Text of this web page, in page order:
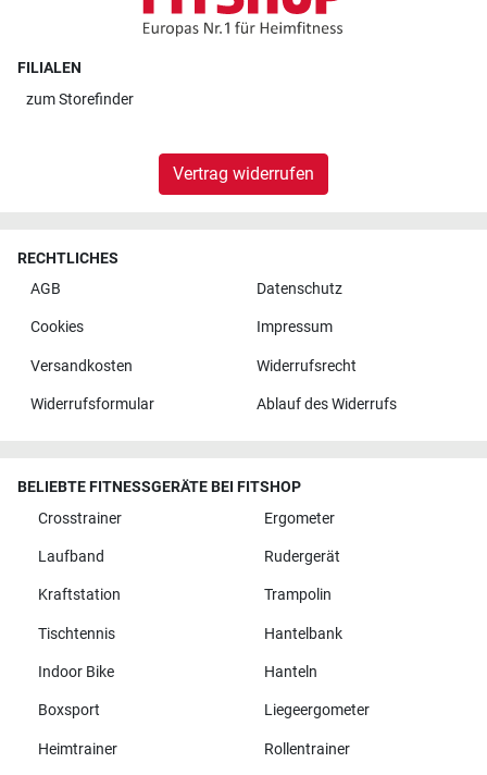
FILIALEN
zumStorefinder
Vertrag widerrufen
RECHTLICHES
AGB
Datenschutz
Cookies Impressum
Versandkosten Widerrufsrecht
Widerrufsformular Ablauf des Widerrufs
BELIEBTE FITNESSGERÄTE BEI FITSHOP
Crosstrainer
Ergometer
Laufband Rudergerät
Kraftstation Trampolin
Tischtennis Hantelbank
Indoor Bike Hanteln
Boxsport Liegeergometer
Heimtrainer Rollentrainer